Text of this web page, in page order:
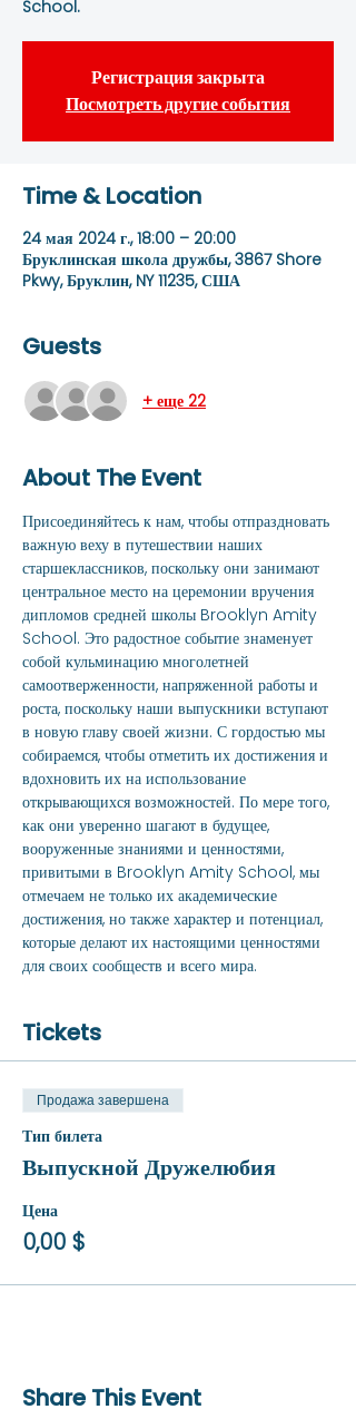
School.
Регистрация закрыта
Посмотреть другие события
Time & Location
24 мая 2024 г., 18:00 – 20:00
Бруклинская школа дружбы, 3867 Shore
Pkwy, Бруклин, NY 11235, США
Guests
+ еще 22
About The Event
Присоединяйтесь к нам, чтобы отпраздновать
важную веху в путешествии наших
старшеклассников, поскольку они занимают
центральное место на церемонии вручения
дипломов средней школы Brooklyn Amity
School. Это радостное событие знаменует
собой кульминацию многолетней
самоотверженности, напряженной работы и
роста, поскольку наши выпускники вступают
в новую главу своей жизни. С гордостью мы
собираемся, чтобы отметить их достижения и
вдохновить их на использование
открывающихся возможностей. По мере того,
как они уверенно шагают в будущее,
вооруженные знаниями и ценностями,
привитыми в Brooklyn Amity School, мы
отмечаем не только их академические
достижения, но также характер и потенциал,
которые делают их настоящими ценностями
для своих сообществ и всего мира.
Tickets
Продажа завершена
Тип билета
Выпускной Дружелюбия
Цена
0,00 $
Share This Event